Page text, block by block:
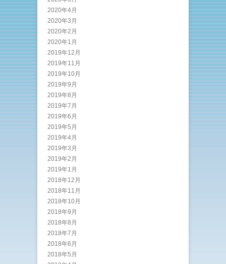
2020年4月
2020年3月
2020年2月
2020年1月
2019年12月
2019年11月
2019年10月
2019年9月
2019年8月
2019年7月
2019年6月
2019年5月
2019年4月
2019年3月
2019年2月
2019年1月
2018年12月
2018年11月
2018年10月
2018年9月
2018年8月
2018年7月
2018年6月
2018年5月